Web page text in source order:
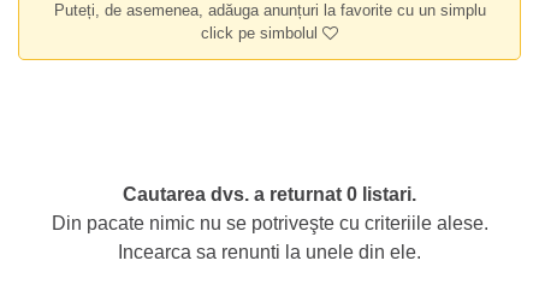
Puteți, de asemenea, adăuga anunțuri la favorite cu un simplu
click pe simbolul
Cautarea dvs. a returnat 0 listari.
Din pacate nimic nu se potriveşte cu criteriile alese.
Incearca sa renunti la unele din ele.